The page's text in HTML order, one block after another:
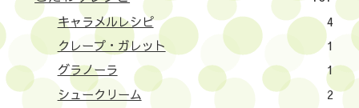
キャラメルレシピ
4
クレープ・ガレット
1
グラノーラ
1
シュークリーム
2